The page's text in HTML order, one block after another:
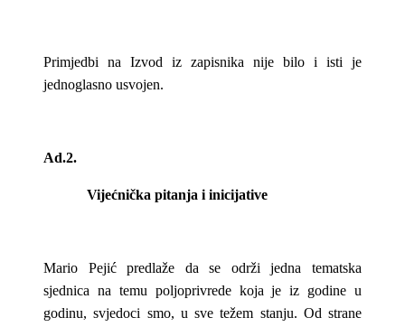
Primjedbi na Izvod iz zapisnika nije bilo i isti je
jednoglasno usvojen.
Ad.2.
Vijećnička pitanja i inicijative
Mario Pejić predlaže da se održi jedna tematska
sjednica na temu poljoprivrede koja je iz godine u
godinu, svjedoci smo, u sve težem stanju. Od strane